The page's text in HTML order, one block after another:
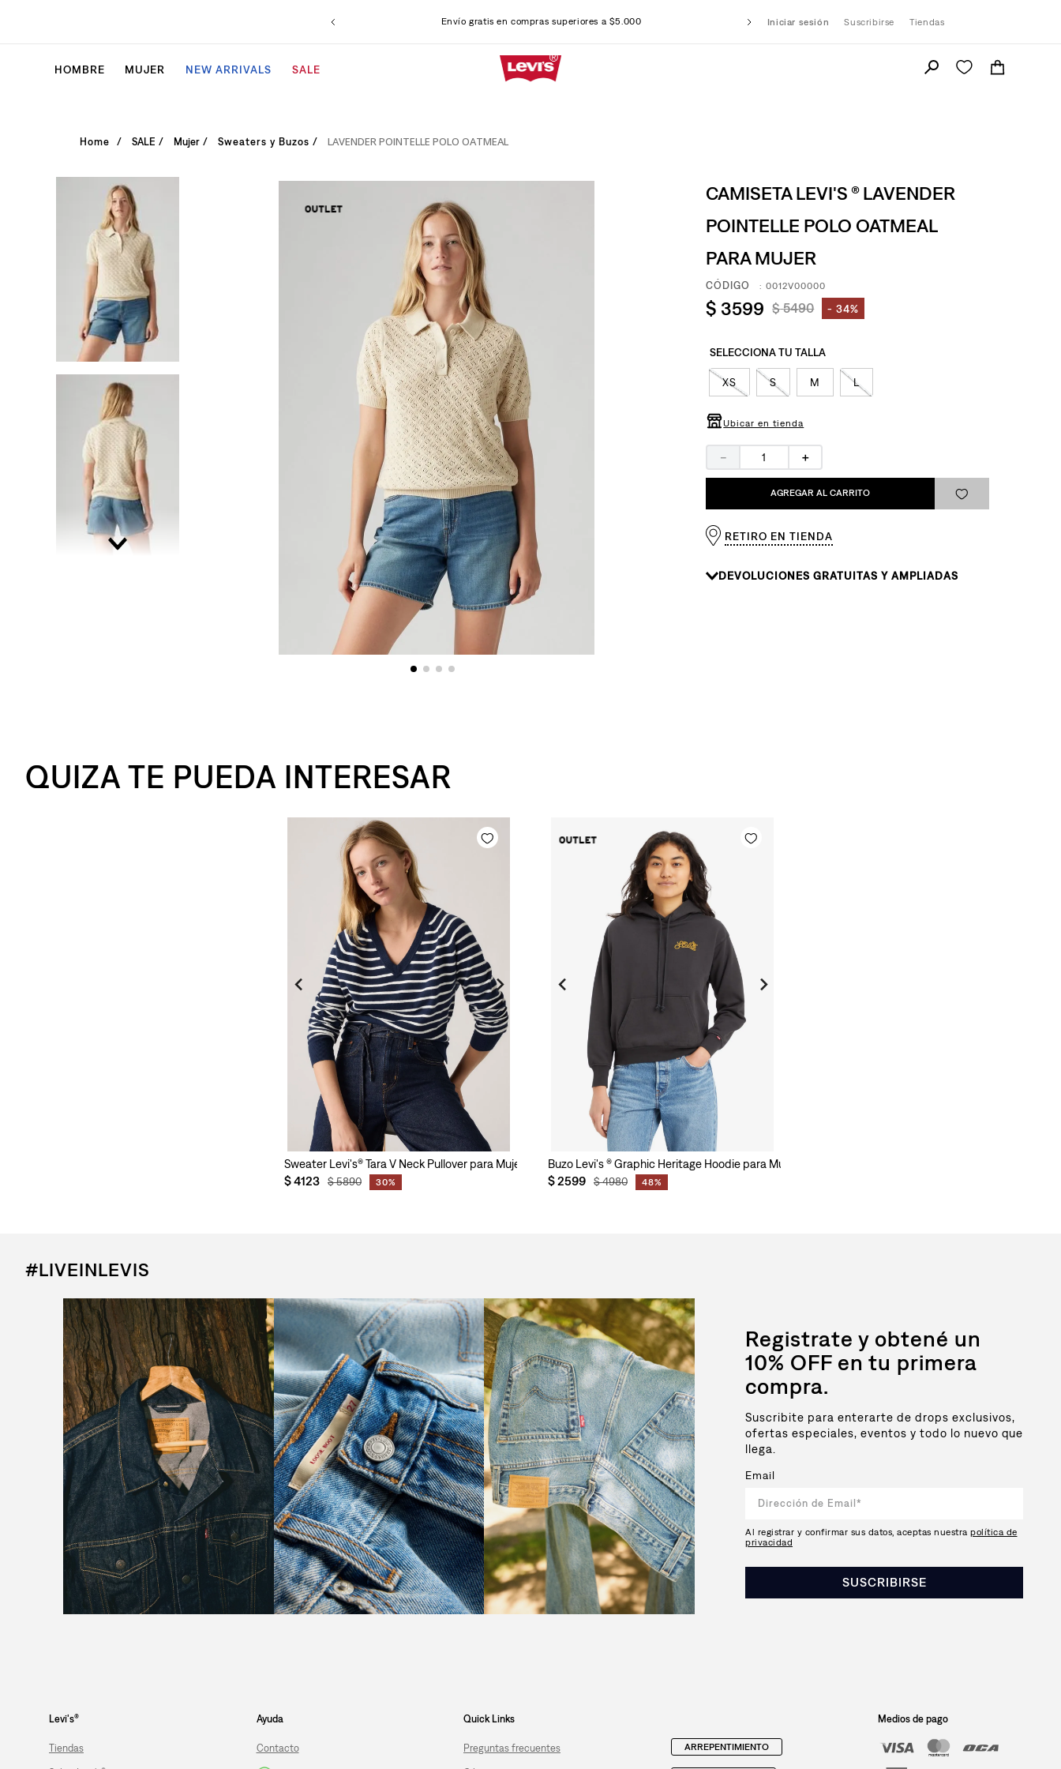
Envío gratis en compras superiores a $5.000 Iniciar sesión Suscribirse Tiendas
HOMBRE MUJER NEW ARRIVALS SALE
SALE Mujer Sweaters y Buzos LAVENDER POINTELLE POLO OATMEAL
CAMISETA LEVI'S ® LAVENDER
POINTELLE POLO OATMEAL
PARA MUJER
:0012V00000
$ 3599 $ 5490 34%
XS S M L
Ubicar en tienda
＋
－
AGREGAR AL CARRITO
RETIRO EN TIENDA
DEVOLUCIONES GRATUITAS Y AMPLIADAS
QUIZA TE PUEDA INTERESAR
Sweater Levi's® Tara V Neck Pullover para Mujer
$4123 $5890 30%
Buzo Levi's ® Graphic Heritage Hoodie para Mujer
$2599 $4980 48%
#LIVEINLEVIS
Registrate y obtené un
10% OFF en tu primera
compra.
Suscribite para enterarte de drops exclusivos,
ofertas especiales, eventos y todo lo nuevo que
llega.
Email
Al registrar y confirmar sus datos, aceptas nuestra política de
privacidad
SUSCRIBIRSE
Levi's®
Tiendas
Ayuda
Contacto
Quick Links
Preguntas frecuentes ARREPENTIMIENTO
Medios de pago